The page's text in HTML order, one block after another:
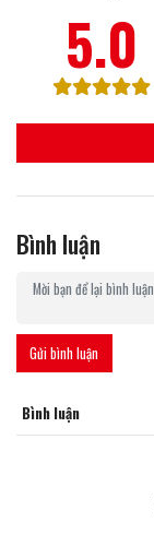
5.0
Bình luận
Gửi bình luận
Bình luận